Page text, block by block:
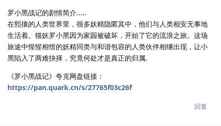
罗小黑战记的剧情简介.....
在熙攘的人类世界里，很多妖精隐匿其中，他们与人类相安无事地
生活着。猫妖罗小黑因为家园被破坏，开始了它的流浪之旅。这场
旅途中惺惺相惜的妖精同类与和谐包容的人类伙伴相继出现，让小
黑陷入了两难抉择，究竟何处才是真正的归属.
《罗小黑战记》夸克网盘链接：
https://pan.quark.cn/s/27765f03c26f
回复